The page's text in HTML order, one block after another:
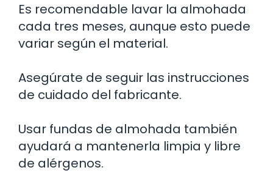
Es recomendable lavar la almohada
cada tres meses, aunque esto puede
variar según el material.
Asegúrate de seguir las instrucciones
de cuidado del fabricante.
Usar fundas de almohada también
ayudará a mantenerla limpia y libre
de alérgenos.